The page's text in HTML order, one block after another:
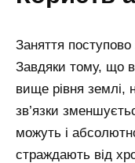
Заняття
Завдяки тому, що
вище рівня землі,
зв’язки
можуть і
страждають від